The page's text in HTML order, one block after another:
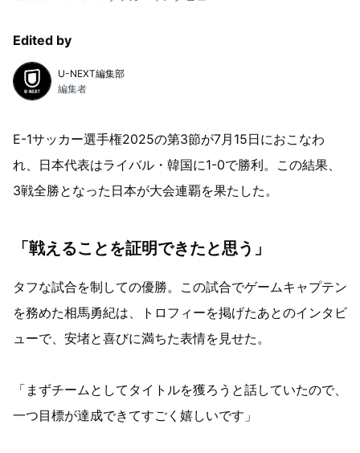
Edited by
U-NEXT編集部
編集者
E-1サッカー選手権2025の第3節が7月15日におこなわ
れ、日本代表はライバル・韓国に1-0で勝利。この結果、
3戦全勝となった日本が大会連覇を果たした。
「戦えることを証明できたと思う」
タフな試合を制しての優勝。この試合でゲームキャプテン
を務めた相馬勇紀は、トロフィーを掲げたあとのインタビ
ューで、安堵と喜びに満ちた表情を見せた。
「まずチームとしてタイトルを獲ろうと話していたので、
一つ目標が達成できてすごく嬉しいです」